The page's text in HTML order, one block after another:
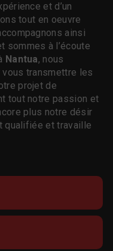
et d’un
tout en oeuvre
ainsi
sommes à l’écoute
Nantua, nous
transmettre les
projet de
tout notre passion et
plus notre désir
qualifiée et travaille